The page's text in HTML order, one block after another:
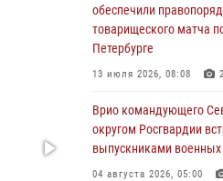
Юные гости из летних
кинологический центр
07 августа 2026, 12:20
округу Росгвардии и
контрразведки
Кузнецова
07 августа 2026, 12:00
обеспечили
товарищеского матча
Петербурге
13 июля 2026, 08:08 2
Врио командующего
округом Росгвардии
выпускниками военных
04 августа 2026, 05:00